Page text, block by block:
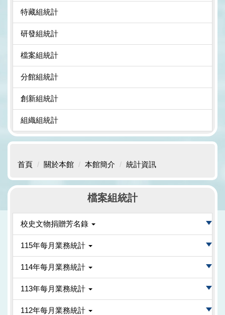
特藏組統計
研發組統計
檔案組統計
分館組統計
創新組統計
組織組統計
首頁 關於本館 本館簡介 統計資訊
檔案組統計
校史文物捐贈芳名錄
115年每月業務統計
114年每月業務統計
113年每月業務統計
112年每月業務統計